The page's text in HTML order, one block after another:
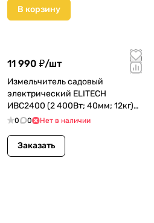
В корзину
11 990 ₽/шт
Измельчитель садовый
электрический ELITECH
ИВС2400 (2 400Вт; 40мм; 12кг)
(180940)
0 0 Нет в наличии
Заказать